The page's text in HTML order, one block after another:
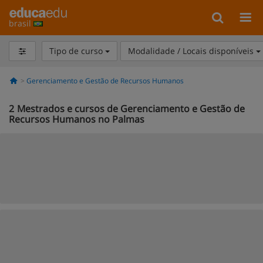
brasil
Tipo de curso Modalidade / Locais disponíveis
Gerenciamento e Gestão de Recursos Humanos
2 Mestrados e cursos de Gerenciamento e Gestão de
Recursos Humanos no Palmas